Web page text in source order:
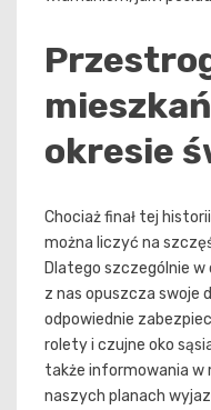
okresie
Chociaż finał tej
można liczyć na
Dlatego szczególnie
z nas opuszcza swoje
odpowiednie
rolety i czujne oko
także informowania w
naszych planach